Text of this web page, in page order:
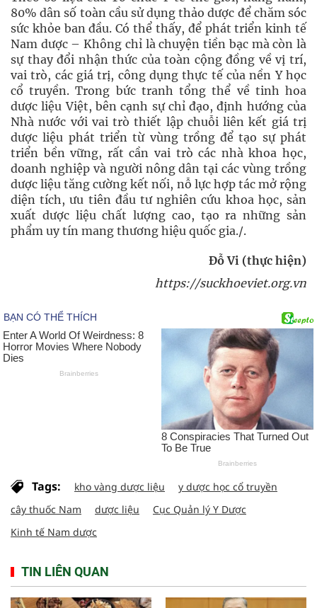
80% dân số toàn cầu sử dụng thảo dược để chăm sóc
sức khỏe ban đầu. Có thể thấy, để phát triển kinh tế
Nam dược – Không chỉ là chuyện tiền bạc mà còn là
sự thay đổi nhận thức của toàn cộng đồng về vị trí,
vai trò, các giá trị, công dụng thực tế của nền Y học
cổ truyền. Trong bức tranh tổng thể về tinh hoa
dược liệu Việt, bên cạnh sự chỉ đạo, định hướng của
Nhà nước với vai trò thiết lập chuỗi liên kết giá trị
dược liệu phát triển từ vùng trồng để tạo sự phát
triển bền vững, rất cần vai trò các nhà khoa học,
doanh nghiệp và người nông dân tại các vùng trồng
dược liệu tăng cường kết nối, nỗ lực hợp tác mở rộng
diện tích, ưu tiên đầu tư nghiên cứu khoa học, sản
xuất dược liệu chất lượng cao, tạo ra những sản
phẩm uy tín mang thương hiệu quốc gia./.
Đỗ Vi (thực hiện)
https://suckhoeviet.org.vn
Tags: kho vàng dược liệu
y dược học cổ truyền
cây thuốc Nam
dược liệu
Cục Quản lý Y Dược
Kinh tế Nam dược
TIN LIÊN QUAN